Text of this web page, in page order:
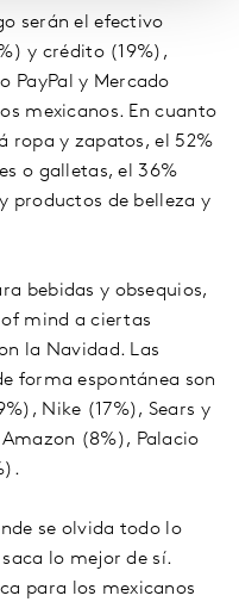
serán el efectivo
y crédito (19%),
PayPal y Mercado
mexicanos. En cuanto
ropa y zapatos, el 52%
o galletas, el 36%
productos de belleza y
bebidas y obsequios,
of mind a ciertas
la Navidad. Las
forma espontánea son
Nike (17%), Sears y
(8%), Palacio
se olvida todo lo
lo mejor de sí.
para los mexicanos